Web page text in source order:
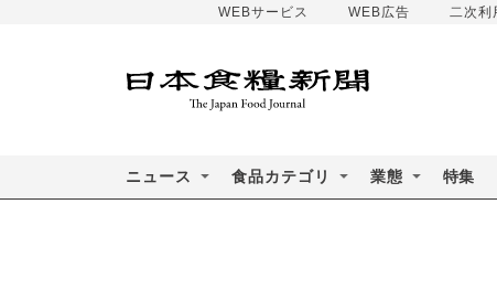
WEBサービス WEB広告 二次利
ニュース 食品カテゴリ 業態 特集